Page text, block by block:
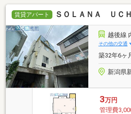
賃貸アパート ＳＯＬＡＮＡ ＵＣ
越後線
その他の交通
築32年6ヶ
新潟県
3万円
管理費